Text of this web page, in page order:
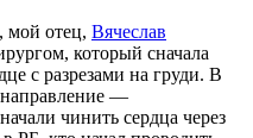
мой отец, Вячеслав
который сначала
с разрезами на груди. В
направление —
чинить сердца через